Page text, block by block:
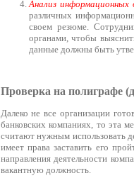
Анализ информационных
различных
своем резюме.
органами, чтобы
данные должны быть
Проверка на полиграфе
Далеко не все организации
банковских компаниях, то эта
считают нужным использовать
имеет права заставить его
направления деятельности
вакантную должность.